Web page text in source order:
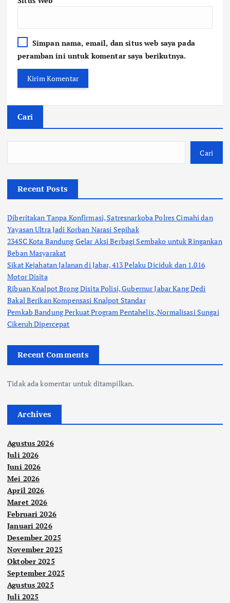
Simpan nama, email, dan situs web saya pada
peramban ini untuk komentar saya berikutnya.
Cari
Cari
Recent Posts
Diberitakan Tanpa Konfirmasi, Satresnarkoba Polres Cimahi dan
Yayasan Ultra Jadi Korban Narasi Sepihak
234SC Kota Bandung Gelar Aksi Berbagi Sembako untuk Ringankan
Beban Masyarakat
Sikat Kejahatan Jalanan di Jabar, 413 Pelaku Diciduk dan 1.016
Motor Disita
Ribuan Knalpot Brong Disita Polisi, Gubernur Jabar Kang Dedi
Bakal Berikan Kompensasi Knalpot Standar
Pemkab Bandung Perkuat Program Pentahelix, Normalisasi Sungai
Cikeruh Dipercepat
Recent Comments
Tidak ada komentar untuk ditampilkan.
Archives
Agustus 2026
Juli 2026
Juni 2026
Mei 2026
April 2026
Maret 2026
Februari 2026
Januari 2026
Desember 2025
November 2025
Oktober 2025
September 2025
Agustus 2025
Juli 2025